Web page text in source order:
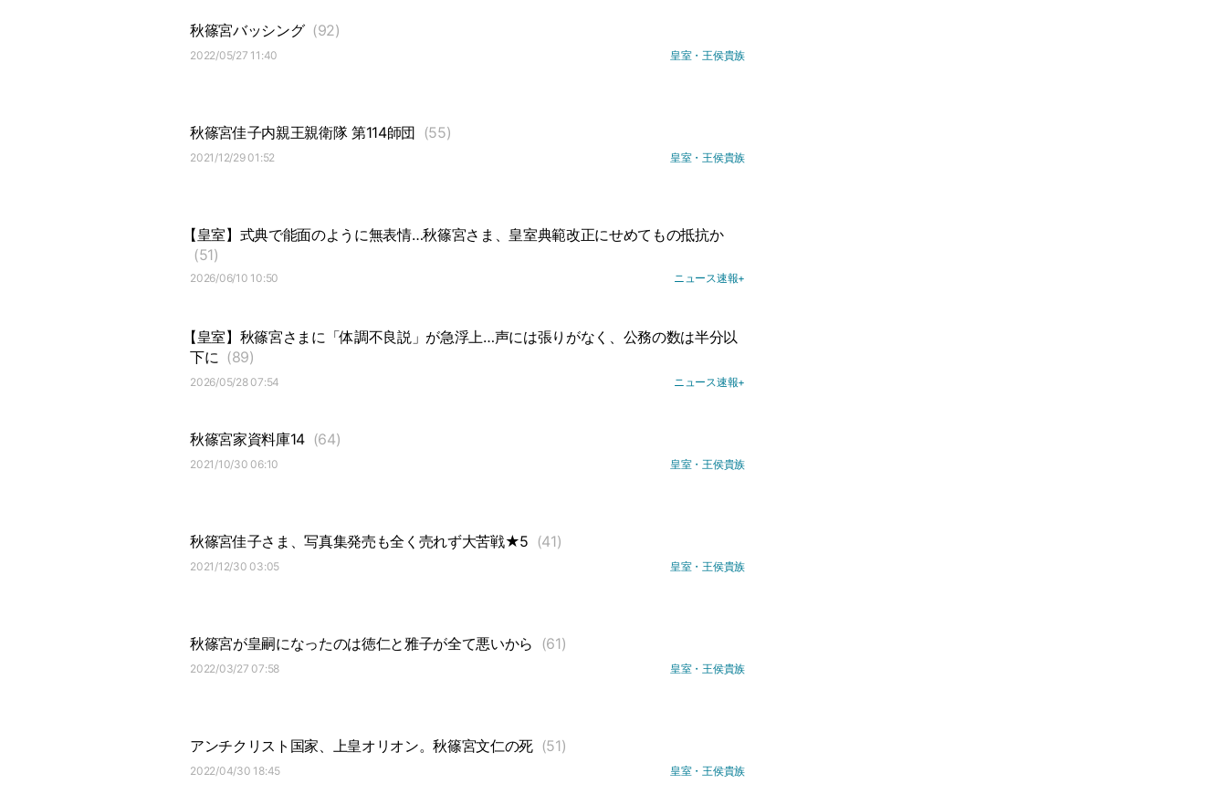
秋篠宮バッシング (92)
2022/05/27 11:40 皇室・王侯貴族
秋篠宮佳子内親王親衛隊 第114師団 (55)
2021/12/29 01:52 皇室・王侯貴族
【皇室】式典で能面のように無表情…秋篠宮さま、皇室典範改正にせめてもの抵抗か
(51)
2026/06/10 10:50 ニュース速報+
【皇室】秋篠宮さまに「体調不良説」が急浮上…声には張りがなく、公務の数は半分以
下に (89)
2026/05/28 07:54 ニュース速報+
秋篠宮家資料庫14 (64)
2021/10/30 06:10 皇室・王侯貴族
秋篠宮佳子さま、写真集発売も全く売れず大苦戦★5 (41)
2021/12/30 03:05 皇室・王侯貴族
秋篠宮が皇嗣になったのは徳仁と雅子が全て悪いから (61)
2022/03/27 07:58 皇室・王侯貴族
アンチクリスト国家、上皇オリオン。秋篠宮文仁の死 (51)
2022/04/30 18:45 皇室・王侯貴族